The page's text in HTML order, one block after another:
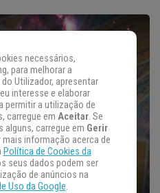
necessários,
para melhorar a
Utilizador, apresentar
interesse e elaborar
permitir a utilização de
carregue em Aceitar. Se
alguns, carregue em Gerir
mais informação acerca de
Política de Cookies da
seus dados podem ser
de anúncios na
Uso da Google.